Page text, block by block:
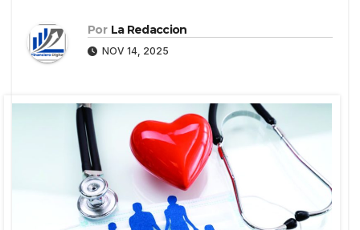
Por La Redaccion
NOV 14, 2025